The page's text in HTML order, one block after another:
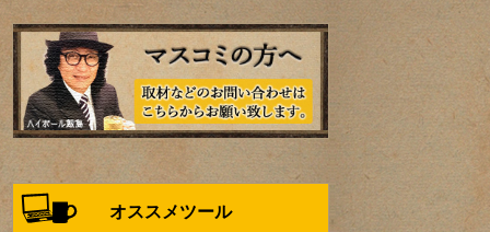
オススメツール